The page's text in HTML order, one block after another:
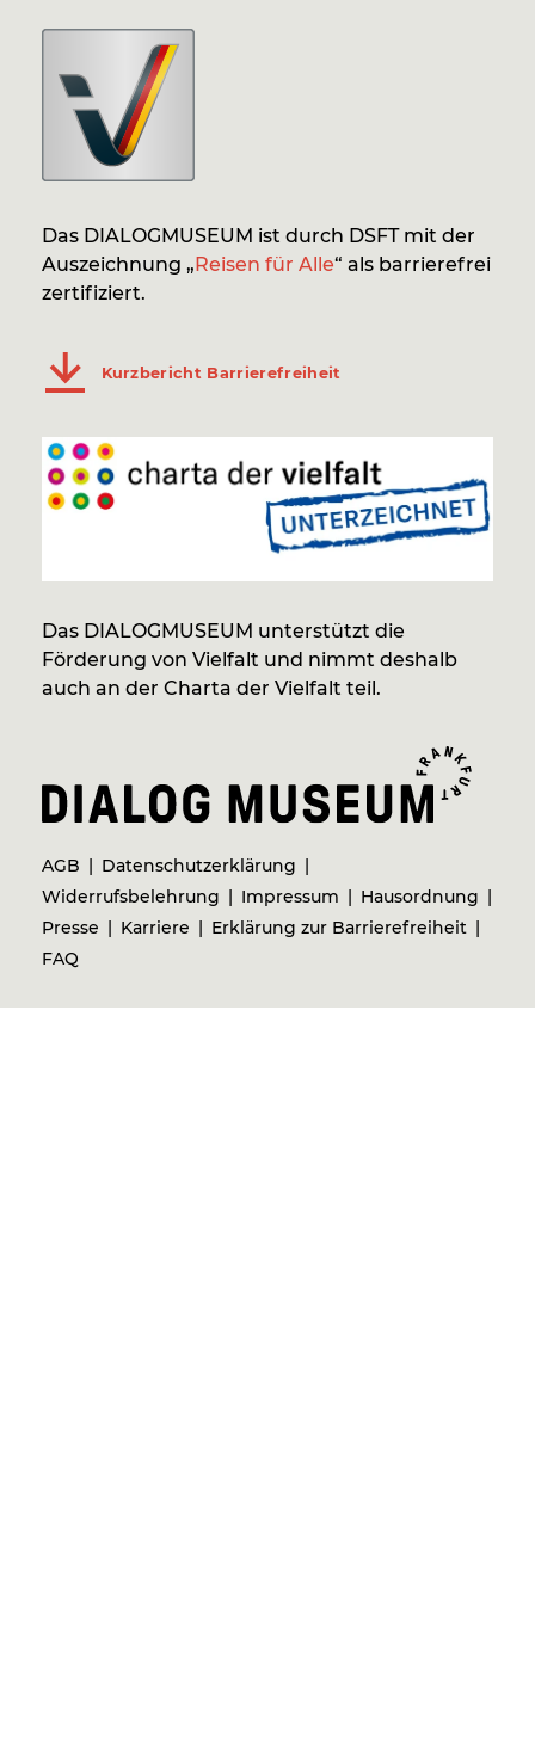
Das DIALOGMUSEUM ist durch DSFT mit der
Auszeichnung „Reisen für Alle“ als barrierefrei
zertifiziert.
Kurzbericht Barrierefreiheit
Das DIALOGMUSEUM unterstützt die
Förderung von Vielfalt und nimmt deshalb
auch an der Charta der Vielfalt teil.
AGB
Datenschutzerklärung
Widerrufsbelehrung
Impressum
Hausordnung
Presse
Karriere
Erklärung zur Barrierefreiheit
FAQ